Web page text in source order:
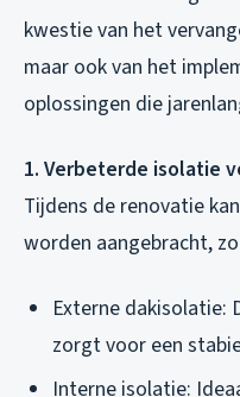
kwestie van het
maar ook van het
oplossingen die
1. Verbeterde isolatie
Tijdens de renovatie
worden aangebracht,
Externe dakisolatie:
zorgt voor een
Interne isolatie: